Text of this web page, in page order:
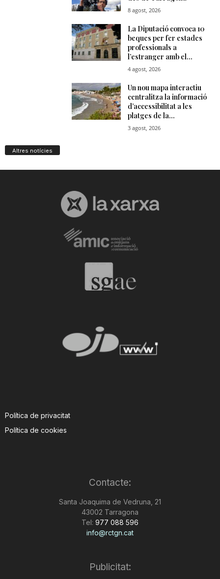
Altres notícies
Política de privacitat
Política de cookies
Contacte:
Santa Joaquima de Vedruna, 21
43002 Tarragona
Tel: 977 088 596
info@rctgn.cat
Publicitat: